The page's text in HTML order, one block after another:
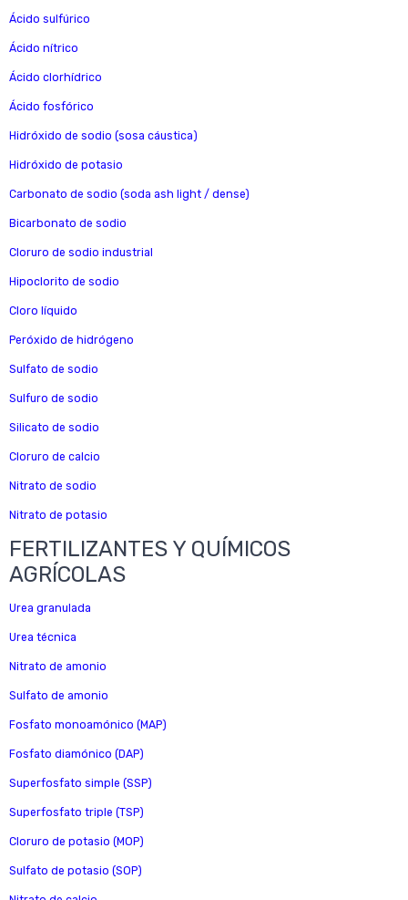
Ácido sulfúrico
Ácido nítrico
Ácido clorhídrico
Ácido fosfórico
Hidróxido de sodio (sosa cáustica)
Hidróxido de potasio
Carbonato de sodio (soda ash light / dense)
Bicarbonato de sodio
Cloruro de sodio industrial
Hipoclorito de sodio
Cloro líquido
Peróxido de hidrógeno
Sulfato de sodio
Sulfuro de sodio
Silicato de sodio
Cloruro de calcio
Nitrato de sodio
Nitrato de potasio
FERTILIZANTES Y QUÍMICOS
AGRÍCOLAS
Urea granulada
Urea técnica
Nitrato de amonio
Sulfato de amonio
Fosfato monoamónico (MAP)
Fosfato diamónico (DAP)
Superfosfato simple (SSP)
Superfosfato triple (TSP)
Cloruro de potasio (MOP)
Sulfato de potasio (SOP)